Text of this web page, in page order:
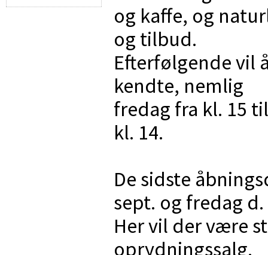
og kaffe, og
og tilbud.
Efterfølgende vil
kendte, nemlig
fredag fra kl. 15
kl. 14.
De sidste
sept. og fredag
Her vil der være
oprydningssalg.